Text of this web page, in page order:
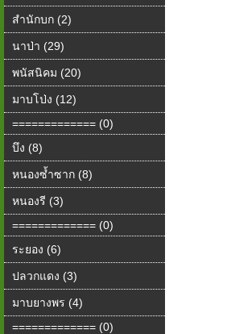
สำนักบก (2)
นาป่า (29)
พนัสนิคม (20)
มาบโป่ง (12)
============= (0)
บึง (8)
หนองซ้ำซาก (8)
หนองรี (3)
============= (0)
ระยอง (6)
ปลวกแดง (3)
มาบยางพร (4)
============= (0)